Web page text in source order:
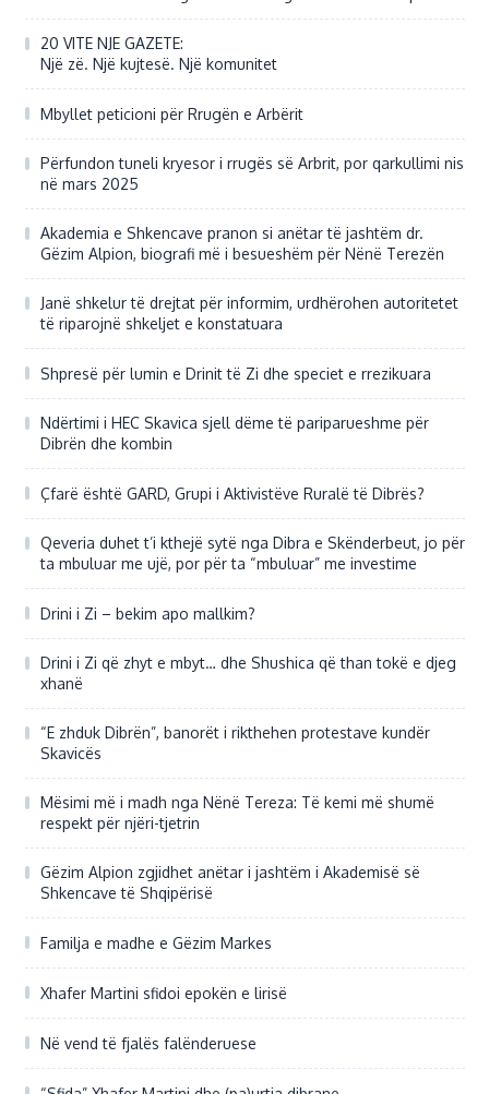
20 VITE NJE GAZETE:
Një zë. Një kujtesë. Një komunitet
Mbyllet peticioni për Rrugën e Arbërit
Përfundon tuneli kryesor i rrugës së Arbrit, por qarkullimi nis
në mars 2025
Akademia e Shkencave pranon si anëtar të jashtëm dr.
Gëzim Alpion, biografi më i besueshëm për Nënë Terezën
Janë shkelur të drejtat për informim, urdhërohen autoritetet
të riparojnë shkeljet e konstatuara
Shpresë për lumin e Drinit të Zi dhe speciet e rrezikuara
Ndërtimi i HEC Skavica sjell dëme të pariparueshme për
Dibrën dhe kombin
Çfarë është GARD, Grupi i Aktivistëve Ruralë të Dibrës?
Qeveria duhet t’i kthejë sytë nga Dibra e Skënderbeut, jo për
ta mbuluar me ujë, por për ta “mbuluar” me investime
Drini i Zi – bekim apo mallkim?
Drini i Zi që zhyt e mbyt… dhe Shushica që than tokë e djeg
xhanë
“E zhduk Dibrën”, banorët i rikthehen protestave kundër
Skavicës
Mësimi më i madh nga Nënë Tereza: Të kemi më shumë
respekt për njëri-tjetrin
Gëzim Alpion zgjidhet anëtar i jashtëm i Akademisë së
Shkencave të Shqipërisë
Familja e madhe e Gëzim Markes
Xhafer Martini sfidoi epokën e lirisë
Në vend të fjalës falënderuese